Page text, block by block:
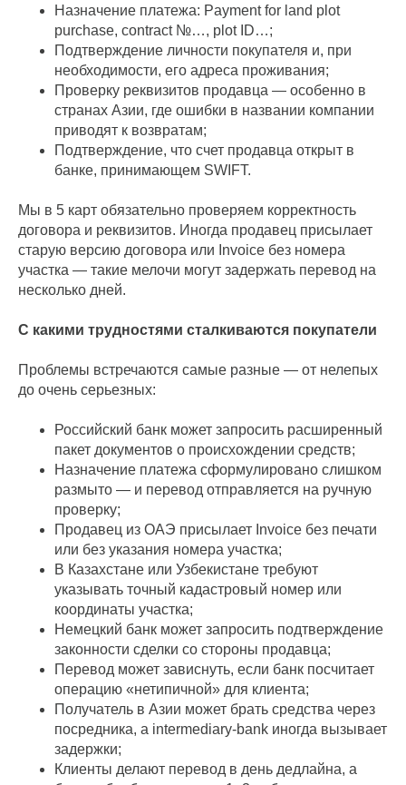
Назначение платежа: Payment for land plot
purchase, contract №…, plot ID…;
Подтверждение личности покупателя и, при
необходимости, его адреса проживания;
Проверку реквизитов продавца — особенно в
странах Азии, где ошибки в названии компании
приводят к возвратам;
Подтверждение, что счет продавца открыт в
банке, принимающем SWIFT.
Мы в 5 карт обязательно проверяем корректность
договора и реквизитов. Иногда продавец присылает
старую версию договора или Invoice без номера
участка — такие мелочи могут задержать перевод на
несколько дней.
С какими трудностями сталкиваются покупатели
Проблемы встречаются самые разные — от нелепых
до очень серьезных:
Российский банк может запросить расширенный
пакет документов о происхождении средств;
Назначение платежа сформулировано слишком
размыто — и перевод отправляется на ручную
проверку;
Продавец из ОАЭ присылает Invoice без печати
или без указания номера участка;
В Казахстане или Узбекистане требуют
указывать точный кадастровый номер или
координаты участка;
Немецкий банк может запросить подтверждение
законности сделки со стороны продавца;
Перевод может зависнуть, если банк посчитает
операцию «нетипичной» для клиента;
Получатель в Азии может брать средства через
посредника, а intermediary-bank иногда вызывает
задержки;
Клиенты делают перевод в день дедлайна, а